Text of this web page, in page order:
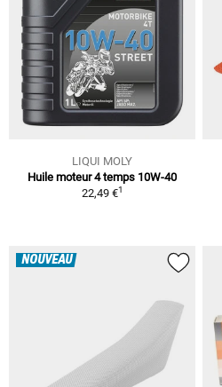
LIQUI MOLY
Huile moteur 4 temps 10W-40
22,49 €1
NOUVEAU